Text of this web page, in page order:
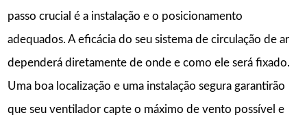
passo crucial é a instalação e o posicionamento
adequados. A eficácia do seu sistema de circulação de ar
dependerá diretamente de onde e como ele será fixado.
Uma boa localização e uma instalação segura garantirão
que seu ventilador capte o máximo de vento possível e